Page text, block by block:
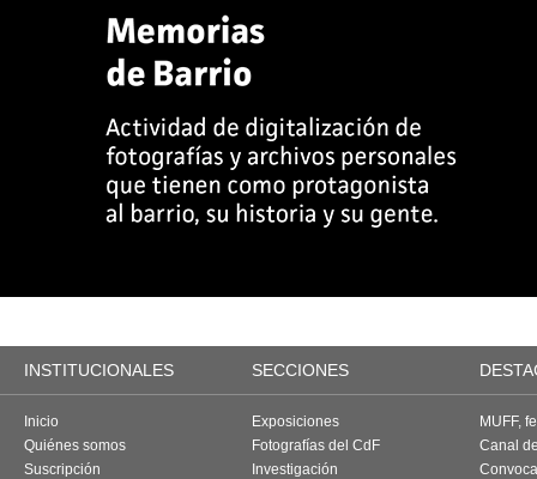
INSTITUCIONALES SECCIONES
Inicio
Quiénes somos
Suscripción
Exposiciones
Fotografías del CdF
Investigación
MUFF,
Canal